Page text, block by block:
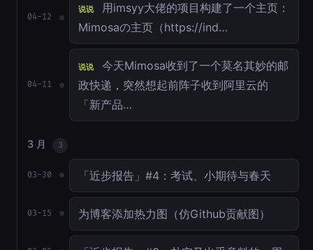
04-12
说说
用imsyy大佬的项目构建了一个主页：
Mimosaの主页（https://ind…
04-11
说说
今天Mimosa收到了一个莫名其妙的邮
政快递，突然想起前阵子收到阿里云的
「新产品…
3 月 3
03-30 「近步报告」#4：考试、小期待与春天
03-15 为博客添加热力图（仿Github贡献图）